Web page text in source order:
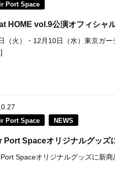
Port Space
HOME vol.9公演オフィシャ
（火）・12月10日（水）東京ガ
Port Space NEWS
Port Spaceオリジナルグッズ
Spaceオリジナルグッズに新